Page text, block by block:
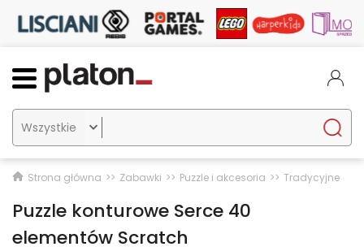

Strona główna Zabawki Puzzle i akcesoria Tradycyjne
Puzzle konturowe Serce 40
elementów Scratch